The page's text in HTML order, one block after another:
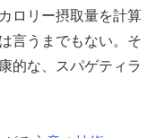
ロリー摂取量を計算
言うまでもない。そ
的な、スパゲティラ